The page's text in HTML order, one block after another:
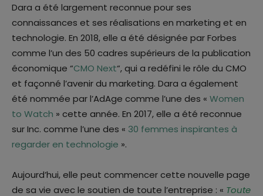
Dara a été largement reconnue pour ses
connaissances et ses réalisations en marketing et en
technologie. En 2018, elle a été désignée par Forbes
comme l’un des 50 cadres supérieurs de la publication
économique “CMO Next“, qui a redéfini le rôle du CMO
et façonné l’avenir du marketing. Dara a également
été nommée par l’AdAge comme l’une des « Women
to Watch » cette année. En 2017, elle a été reconnue
sur Inc. comme l’une des « 30 femmes inspirantes à
regarder en technologie ».
Aujourd’hui, elle peut commencer cette nouvelle page
de sa vie avec le soutien de toute l’entreprise : « Toute